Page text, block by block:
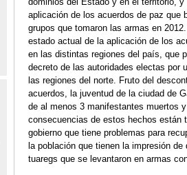
aplicación de los acuerdos de paz que
grupos que tomaron las armas en
estado actual de la aplicación de los
en las distintas regiones del país, que
decreto de las autoridades electas por
las regiones del norte. Fruto del
acuerdos, la juventud de la ciudad de
de al menos 3 manifestantes muertos
consecuencias de estos hechos están
gobierno que tiene problemas para
la población que tienen la impresión
tuaregs que se levantaron en armas